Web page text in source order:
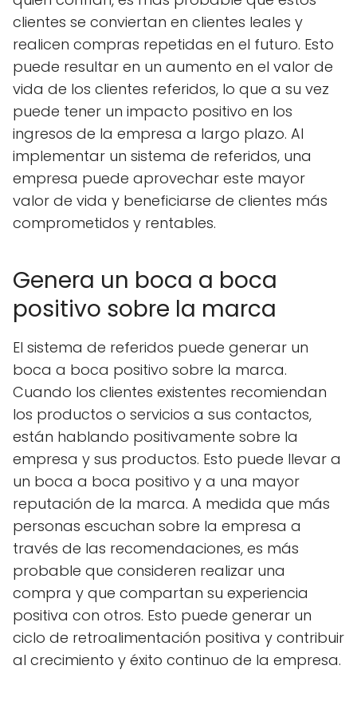
clientes se conviertan en clientes leales y
realicen compras repetidas en el futuro. Esto
puede resultar en un aumento en el valor de
vida de los clientes referidos, lo que a su vez
puede tener un impacto positivo en los
ingresos de la empresa a largo plazo. Al
implementar un sistema de referidos, una
empresa puede aprovechar este mayor
valor de vida y beneficiarse de clientes más
comprometidos y rentables.
Genera un boca a boca
positivo sobre la marca
El sistema de referidos puede generar un
boca a boca positivo sobre la marca.
Cuando los clientes existentes recomiendan
los productos o servicios a sus contactos,
están hablando positivamente sobre la
empresa y sus productos. Esto puede llevar a
un boca a boca positivo y a una mayor
reputación de la marca. A medida que más
personas escuchan sobre la empresa a
través de las recomendaciones, es más
probable que consideren realizar una
compra y que compartan su experiencia
positiva con otros. Esto puede generar un
ciclo de retroalimentación positiva y contribuir
al crecimiento y éxito continuo de la empresa.